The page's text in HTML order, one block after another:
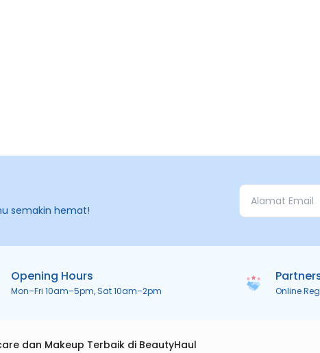
semakin hemat!
Opening Hours
Mon–Fri 10am–5pm, Sat 10am–2pm Online
dan Makeup Terbaik di BeautyHaul